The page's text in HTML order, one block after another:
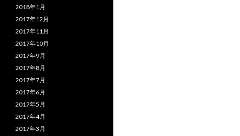
2018年1月
2017年12月
2017年11月
2017年10月
2017年9月
2017年8月
2017年7月
2017年6月
2017年5月
2017年4月
2017年3月